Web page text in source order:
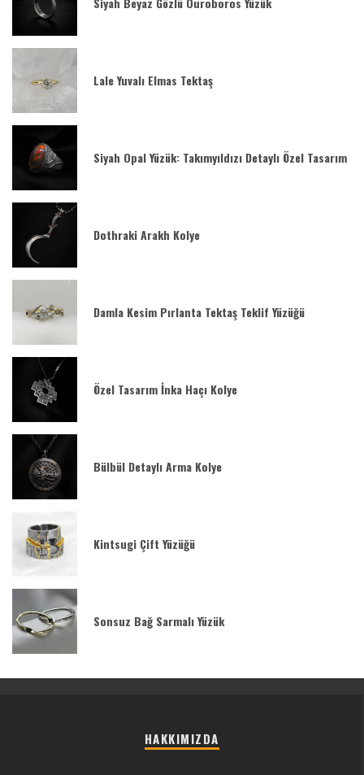
Lale Yuvalı Elmas Tektaş
Siyah Opal Yüzük: Takımyıldızı Detaylı Özel Tasarım
Dothraki Arakh Kolye
Damla Kesim Pırlanta Tektaş Teklif Yüzüğü
Özel Tasarım İnka Haçı Kolye
Bülbül Detaylı Arma Kolye
Kintsugi Çift Yüzüğü
Sonsuz Bağ Sarmalı Yüzük
HAKKIMIZDA